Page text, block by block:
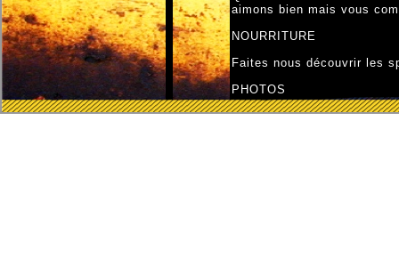
aimons bien mais vous
NOURRITURE
Faites nous découvrir les
PHOTOS